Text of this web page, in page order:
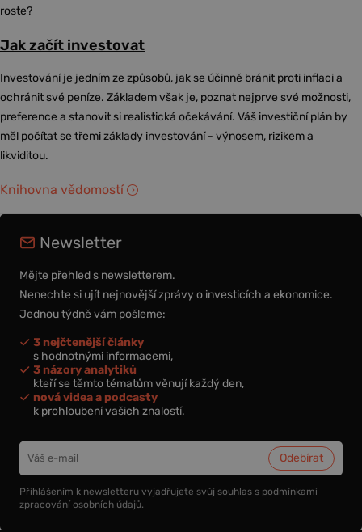
roste?
Jak začít investovat
Investování je jedním ze způsobů, jak se účinně bránit proti inflaci a
ochránit své peníze. Základem však je, poznat nejprve své možnosti,
preference a stanovit si realistická očekávání. Váš investiční plán by
měl počítat se třemi základy investování - výnosem, rizikem a
likviditou.
Knihovna vědomostí
Newsletter
Mějte přehled s newsletterem.
Nenechte si ujít nejnovější zprávy o investicích a ekonomice.
Jednou týdně vám pošleme:
3 nejčtenější články
s hodnotnými informacemi,
3 názory analytiků
kteří se těmto tématům věnují každý den,
nová videa a podcasty
k prohloubení vašich znalostí.
Přihlášením k newsletteru vyjadřujete svůj souhlas s podmínkami
zpracování osobních údajů.